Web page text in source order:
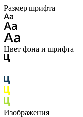
Размер шрифта
Цвет фона и шрифта
Изображения